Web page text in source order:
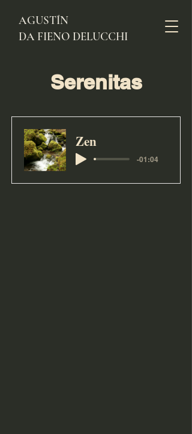
AGUSTÍN
DA FIENO DELUCCHI
Serenitas
Zen
-01:04